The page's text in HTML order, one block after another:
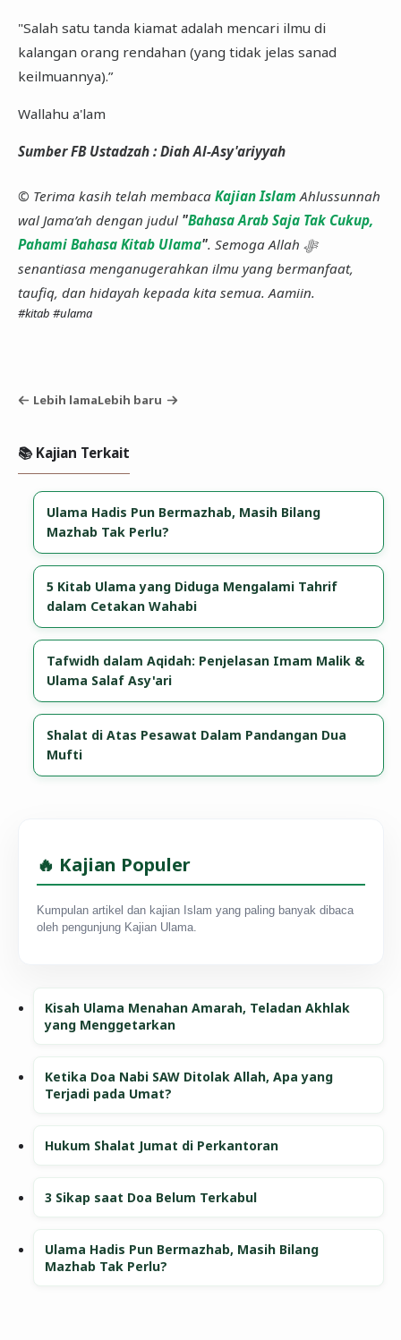
"Salah satu tanda kiamat adalah mencari ilmu di
kalangan orang rendahan (yang tidak jelas sanad
keilmuannya).”
Wallahu a'lam
Sumber FB Ustadzah : Diah Al-Asy'ariyyah
© Terima kasih telah membaca Kajian Islam Ahlussunnah
wal Jama’ah dengan judul "Bahasa Arab Saja Tak Cukup,
Pahami Bahasa Kitab Ulama". Semoga Allah ﷻ
senantiasa menganugerahkan ilmu yang bermanfaat,
taufiq, dan hidayah kepada kita semua. Aamiin.
#kitab #ulama
Lebih lamaLebih baru
📚 Kajian Terkait
Ulama Hadis Pun Bermazhab, Masih Bilang
Mazhab Tak Perlu?
5 Kitab Ulama yang Diduga Mengalami Tahrif
dalam Cetakan Wahabi
Tafwidh dalam Aqidah: Penjelasan Imam Malik &
Ulama Salaf Asy'ari
Shalat di Atas Pesawat Dalam Pandangan Dua
Mufti
🔥 Kajian Populer
Kumpulan artikel dan kajian Islam yang paling banyak dibaca
oleh pengunjung Kajian Ulama.
Kisah Ulama Menahan Amarah, Teladan Akhlak
yang Menggetarkan
Ketika Doa Nabi SAW Ditolak Allah, Apa yang
Terjadi pada Umat?
Hukum Shalat Jumat di Perkantoran
3 Sikap saat Doa Belum Terkabul
Ulama Hadis Pun Bermazhab, Masih Bilang
Mazhab Tak Perlu?